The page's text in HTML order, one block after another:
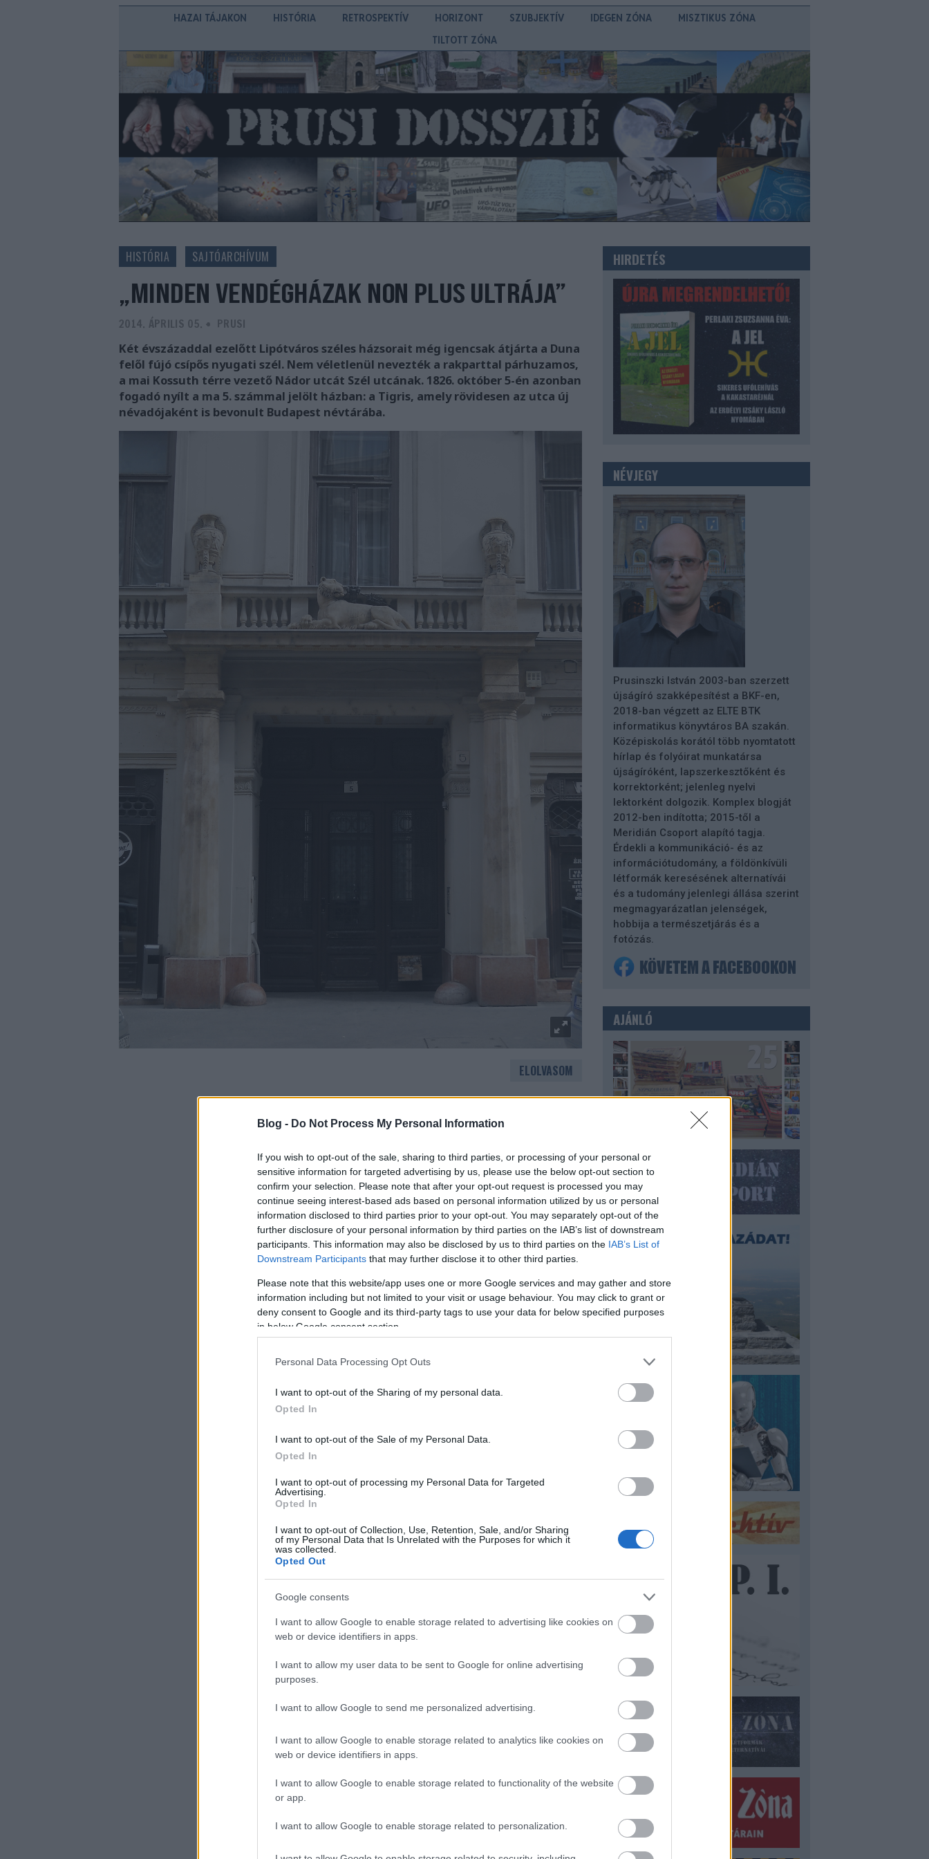
Blog - Do Not Process My Personal Information
If you wish to opt-out of the sale, sharing to third parties, or processing of your personal or
sensitive information for targeted advertising by us, please use the below opt-out section to
confirm your selection. Please note that after your opt-out request is processed you may
continue seeing interest-based ads based on personal information utilized by us or personal
information disclosed to third parties prior to your opt-out. You may separately opt-out of the
further disclosure of your personal information by third parties on the IAB’s list of downstream
participants. This information may also be disclosed by us to third parties on the IAB’s List of
Downstream Participants that may further disclose it to other third parties.
Please note that this website/app uses one or more Google services and may gather and store
information including but not limited to your visit or usage behaviour. You may click to grant or
deny consent to Google and its third-party tags to use your data for below specified purposes
in below Google consent section.
Personal Data Processing Opt Outs
I want to opt-out of the Sharing of my personal data.
Opted In
I want to opt-out of the Sale of my Personal Data.
Opted In
I want to opt-out of processing my Personal Data for Targeted
Advertising.
Opted In
I want to opt-out of Collection, Use, Retention, Sale, and/or Sharing
of my Personal Data that Is Unrelated with the Purposes for which it
was collected.
Opted Out
Google consents
I want to allow Google to enable storage related to advertising like cookies on
web or device identifiers in apps.
I want to allow my user data to be sent to Google for online advertising
purposes.
I want to allow Google to send me personalized advertising.
I want to allow Google to enable storage related to analytics like cookies on
web or device identifiers in apps.
I want to allow Google to enable storage related to functionality of the website
or app.
I want to allow Google to enable storage related to personalization.
HAZAI TÁJAKON HISTÓRIA RETROSPEKTÍV HORIZONT SZUBJEKTÍV IDEGEN ZÓNA
MISZTIKUS ZÓNA
TILTOTT ZÓNA
„MINDEN VENDÉGHÁZAK NON PLUS ULTRÁJA”
2014. ÁPRILIS 05. - PRUSI
Két évszázaddal ezelőtt Lipótváros széles házsorait még igencsak átjárta a Duna
felől fújó csípős nyugati szél. Nem véletlenül nevezték a rakparttal párhuzamos,
a mai Kossuth térre vezető Nádor utcát Szél utcának. 1826. október 5-én azonban
fogadó nyílt a ma 5. számmal jelölt házban: a Tigris, amely rövidesen az utca új
névadójaként is bevonult Budapest névtárába.
ELOLVASOM
HISTÓRIA SAJTÓARCHÍVUM HIRDETÉS
NÉVJEGY
Prusinszki István 2003-ban szerzett
újságíró szakképesítést a BKF-en,
2018-ban végzett az ELTE BTK
informatikus könyvtáros BA szakán.
Középiskolás korától több nyomtatott
hírlap és folyóirat munkatársa
újságíróként, lapszerkesztőként és
korrektorként; jelenleg nyelvi
lektorként dolgozik. Komplex blogját
2012-ben indította; 2015-től a
Meridián Csoport alapító tagja.
Érdekli a kommunikáció- és az
információtudomány, a földönkívüli
létformák keresésének alternatívái
és a tudomány jelenlegi állása szerint
megmagyarázatlan jelenségek,
hobbija a természetjárás és a
fotózás.
AJÁNLÓ